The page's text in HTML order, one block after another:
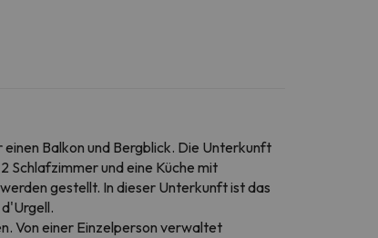
Balkon und Bergblick. Die Unterkunft
Schlafzimmer und eine Küche mit
gestellt. In dieser Unterkunft ist das
Von einer Einzelperson verwaltet